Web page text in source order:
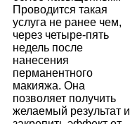
Проводится такая
услуга не ранее чем,
через четыре-пять
недель после
нанесения
перманентного
макияжа. Она
позволяет получить
желаемый результат и